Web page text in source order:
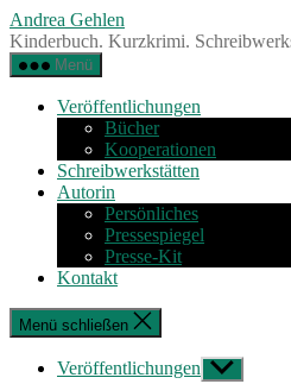
Zum
Inhalt
springen
Andrea Gehlen
Kinderbuch. Kurzkrimi.
Menü
Veröffentlichungen
Bücher
Kooperationen
Schreibwerkstätten
Autorin
Persönliches
Pressespiegel
Presse-Kit
Kontakt
Menü schließen
Veröffentlichungen Untermenü